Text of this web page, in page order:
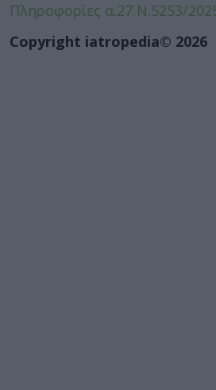
Πληροφορίες α.27 Ν.5253/
Copyright iatropedia© 2026